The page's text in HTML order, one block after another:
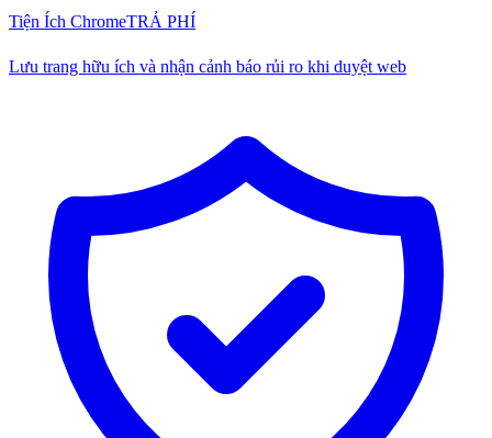
Tiện Ích ChromeTRẢ PHÍ
Lưu trang hữu ích và nhận cảnh báo rủi ro khi duyệt web